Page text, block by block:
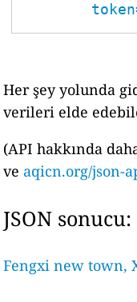
Her şey yolunda
verileri elde
(API hakkında
ve aqicn.org/json-
JSON sonucu:
Fengxi new town,